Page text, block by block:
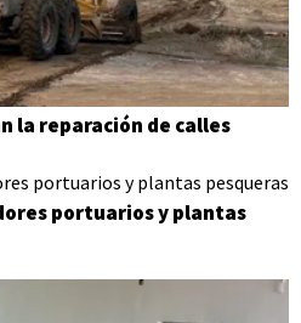
la reparación de calles
portuarios y plantas